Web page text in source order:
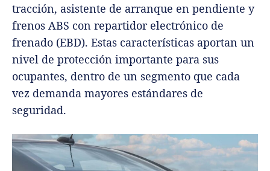
tracción, asistente de arranque en pendiente y
frenos ABS con repartidor electrónico de
frenado (EBD). Estas características aportan un
nivel de protección importante para sus
ocupantes, dentro de un segmento que cada
vez demanda mayores estándares de
seguridad.